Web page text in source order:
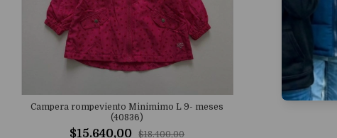
Campera rompeviento Minimimo L 9- meses
(40836)
$15.640,00 $18.400,00